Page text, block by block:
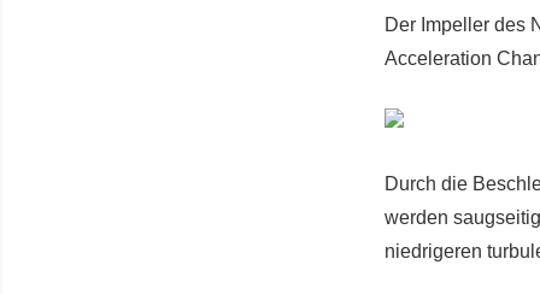
Der Impeller des
Acceleration
Durch die
werden
niedrigeren